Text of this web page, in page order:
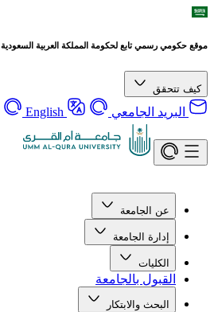
موقع حكومي رسمي تابع لحكومة المملكة العربية السعودية
كيف تتحقق
البريد الجامعي English
عن الجامعة
إدارة الجامعة
الكليات
القبول بالجامعة
البحث والابتكار